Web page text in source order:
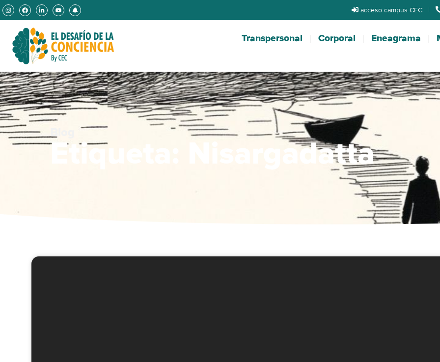
acceso campus CEC |
Transpersonal Corporal Eneagrama
Etiqueta: Nisargadatta